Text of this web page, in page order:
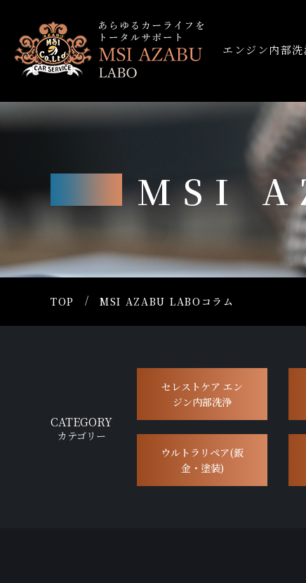
エンジン内部洗
MSI
TOP MSI AZABU LABOコラム
CATEGORY
カテゴリー
セレストケア エン
ジン内部洗浄
ウルトラリペア(鈑
金・塗装)